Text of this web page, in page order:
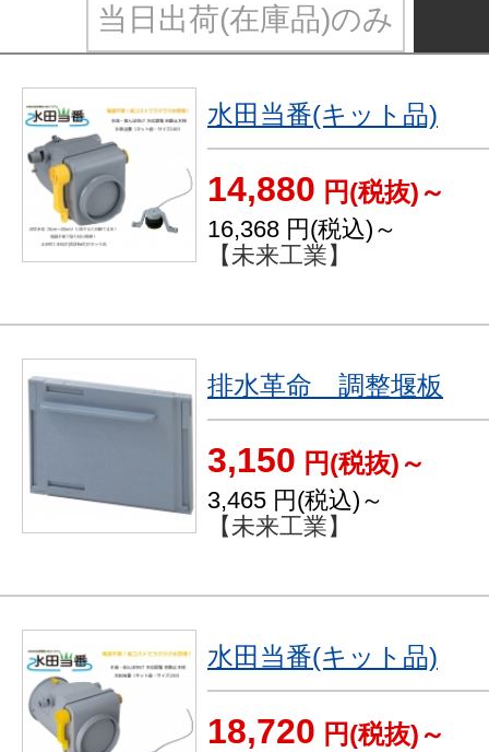
当日出荷(在庫品)のみ
水田当番(キット品)
14,880 円(税抜)～
16,368 円(税込)～
【未来工業】
排水革命 調整堰板
3,150 円(税抜)～
3,465 円(税込)～
【未来工業】
水田当番(キット品)
18,720 円(税抜)～